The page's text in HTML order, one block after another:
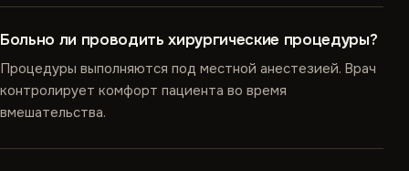
Больно ли проводить хирургические процедуры?
Процедуры выполняются под местной анестезией. Врач
контролирует комфорт пациента во время
вмешательства.